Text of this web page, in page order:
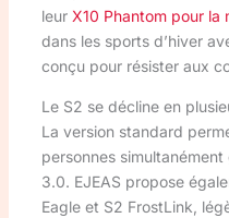
leur X10 Phantom pour la
dans les sports d’hiver
conçu pour résister aux
Le S2 se décline en
La version standard
personnes
3.0. EJEAS propose
Eagle et S2 FrostLink,